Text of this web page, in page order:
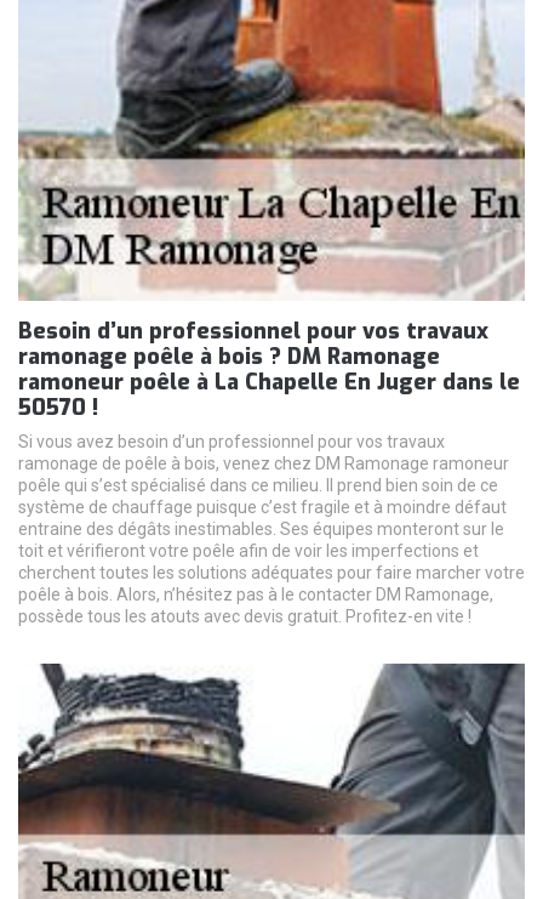
Besoin d’un professionnel pour vos travaux
ramonage poêle à bois ? DM Ramonage
ramoneur poêle à La Chapelle En Juger dans le
50570 !
Si vous avez besoin d’un professionnel pour vos travaux
ramonage de poêle à bois, venez chez DM Ramonage ramoneur
poêle qui s’est spécialisé dans ce milieu. Il prend bien soin de ce
système de chauffage puisque c’est fragile et à moindre défaut
entraine des dégâts inestimables. Ses équipes monteront sur le
toit et vérifieront votre poêle afin de voir les imperfections et
cherchent toutes les solutions adéquates pour faire marcher votre
poêle à bois. Alors, n’hésitez pas à le contacter DM Ramonage,
possède tous les atouts avec devis gratuit. Profitez-en vite !